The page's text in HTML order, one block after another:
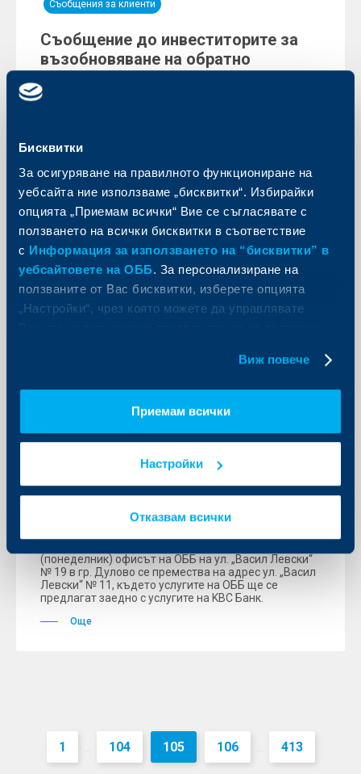
Бисквитки
За осигуряване на правилното функциониране на
уебсайта ние използваме „бисквитки“. Избирайки
опцията „Приемам всички“ Вие се съгласявате с
ползването на всички бисквитки в съответствие
с Информация за използването на “бисквитки” в
уебсайтовете на ОББ. За персонализиране на
ползваните от Вас бисквитки, изберете опцията
„Настройки“, чрез която можете да управлявате
Виж повече
Приемам всички
Настройки
Отказвам всички
Съобщения за клиенти
Съобщение до инвеститорите за
възобновяване на обратно
Съобщение до инвеститорите за
ефективната дата и коефициенти
за замяна
Съобщения за клиенти
Клонът на ОББ в гр. Дулово се
премества на нов адрес
(понеделник) офисът на ОББ на ул. „Васил Левски“
№ 19 в гр. Дулово се премества на адрес ул. „Васил
Левски“ № 11, където услугите на ОББ ще се
предлагат заедно с услугите на KBC Банк.
Още
1 ... 104 105 106 ... 413